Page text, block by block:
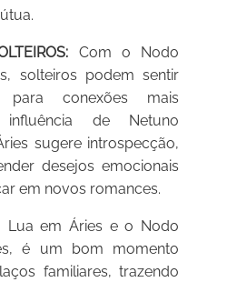
Com o Nodo
solteiros podem sentir
para conexões mais
de Netuno
sugere introspecção,
desejos emocionais
em novos romances.
Lua em Áries e o Nodo
é um bom momento
familiares, trazendo